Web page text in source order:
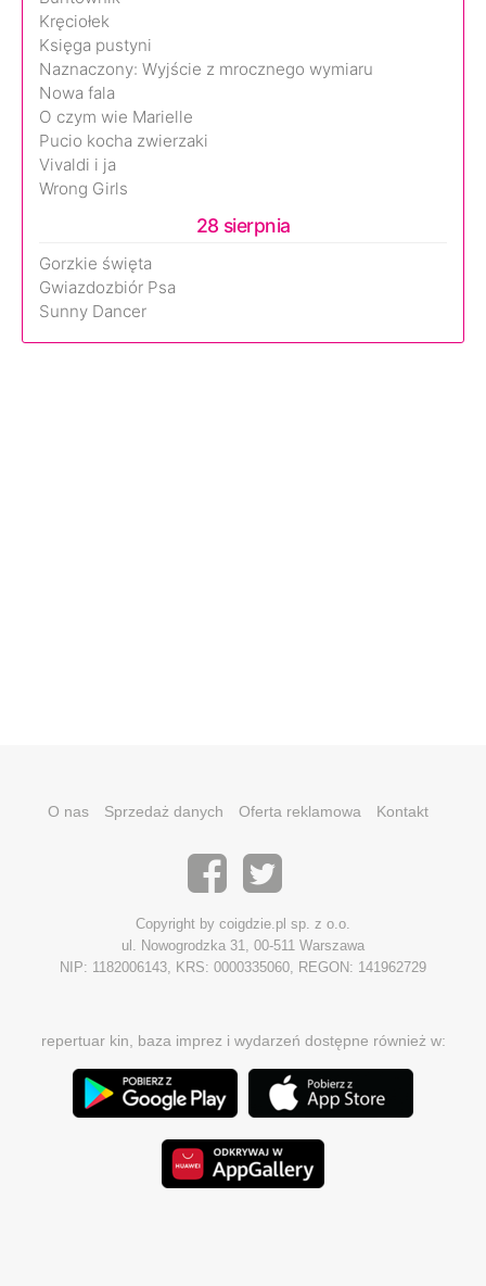
Kręciołek
Księga pustyni
Naznaczony: Wyjście z mrocznego wymiaru
Nowa fala
O czym wie Marielle
Pucio kocha zwierzaki
Vivaldi i ja
Wrong Girls
28 sierpnia
Gorzkie święta
Gwiazdozbiór Psa
Sunny Dancer
O nas Sprzedaż danych Oferta reklamowa Kontakt
Copyright by coigdzie.pl sp. z o.o.
ul. Nowogrodzka 31, 00-511 Warszawa
NIP: 1182006143, KRS: 0000335060, REGON: 141962729
repertuar kin, baza imprez i wydarzeń dostępne również w: